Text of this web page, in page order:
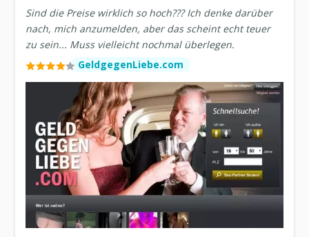
Sind die Preise wirklich so hoch??? Ich denke darüber
nach, mich anzumelden, aber das scheint echt teuer
zu sein... Muss vielleicht nochmal überlegen.
GeldgegenLiebe.com